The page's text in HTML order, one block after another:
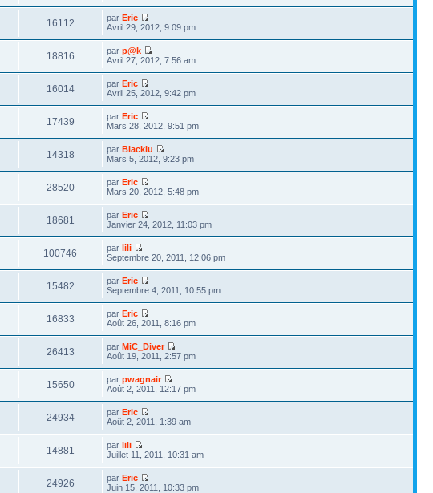
16112 parEric
Avril 29, 2012, 9:09 pm
18816 parp@k
Avril 27, 2012, 7:56 am
16014 parEric
Avril 25, 2012, 9:42 pm
17439 parEric
Mars 28, 2012, 9:51 pm
14318 parBlacklu
Mars 5, 2012, 9:23 pm
28520 parEric
Mars 20, 2012, 5:48 pm
18681 parEric
Janvier 24, 2012, 11:03 pm
100746 parlili
Septembre 20, 2011, 12:06 pm
15482 parEric
Septembre 4, 2011, 10:55 pm
16833 parEric
Août 26, 2011, 8:16 pm
26413 parMiC_Diver
Août 19, 2011, 2:57 pm
15650 parpwagnair
Août 2, 2011, 12:17 pm
24934 parEric
Août 2, 2011, 1:39 am
14881 parlili
Juillet 11, 2011, 10:31 am
24926 parEric
Juin 15, 2011, 10:33 pm